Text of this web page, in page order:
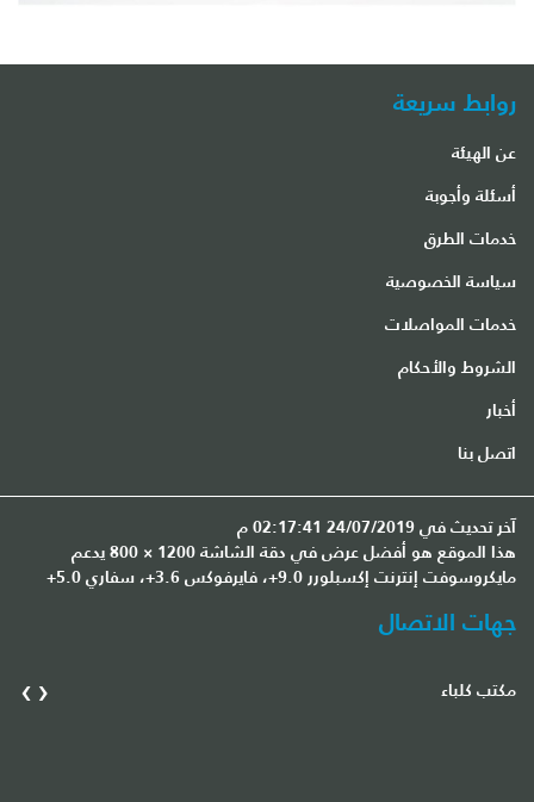
روابط سريعة
عن الهيئة
أسئلة وأجوبة
خدمات الطرق
سياسة الخصوصية
خدمات المواصلات
الشروط والأحكام
أخبار
اتصل بنا
آخر تحديث في 24/07/2019 02:17:41 م
هذا الموقع هو أفضل عرض في دقة الشاشة 1200 × 800 يدعم
مايكروسوفت إنترنت إكسبلورر 9.0+، فايرفوكس 3.6+، سفاري 5.0+
جهات الاتصال
مكتب كلباء ‹
›